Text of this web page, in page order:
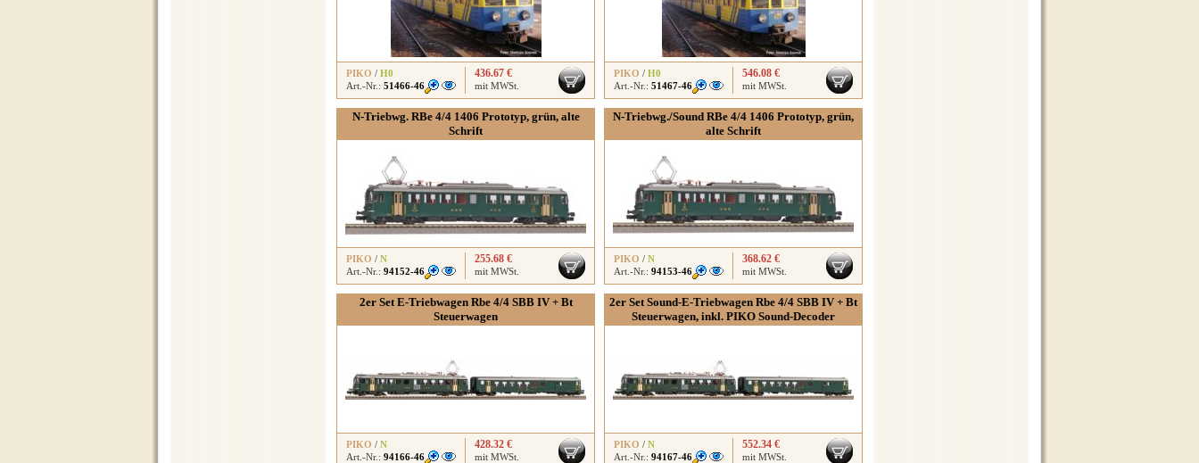
PIKO / H0
Art.-Nr.: 51466-46
436.67 €
mit MWSt.
PIKO / H0
Art.-Nr.: 51467-46
546.08 €
mit MWSt.
N-Triebwg. RBe 4/4 1406 Prototyp, grün, alte
Schrift
PIKO / N
Art.-Nr.: 94152-46
255.68 €
mit MWSt.
N-Triebwg./Sound RBe 4/4 1406 Prototyp, grün,
alte Schrift
PIKO / N
Art.-Nr.: 94153-46
368.62 €
mit MWSt.
2er Set E-Triebwagen Rbe 4/4 SBB IV + Bt
Steuerwagen
PIKO / N
Art.-Nr.: 94166-46
428.32 €
mit MWSt.
2er Set Sound-E-Triebwagen Rbe 4/4 SBB IV + Bt
Steuerwagen, inkl. PIKO Sound-Decoder
PIKO / N
Art.-Nr.: 94167-46
552.34 €
mit MWSt.